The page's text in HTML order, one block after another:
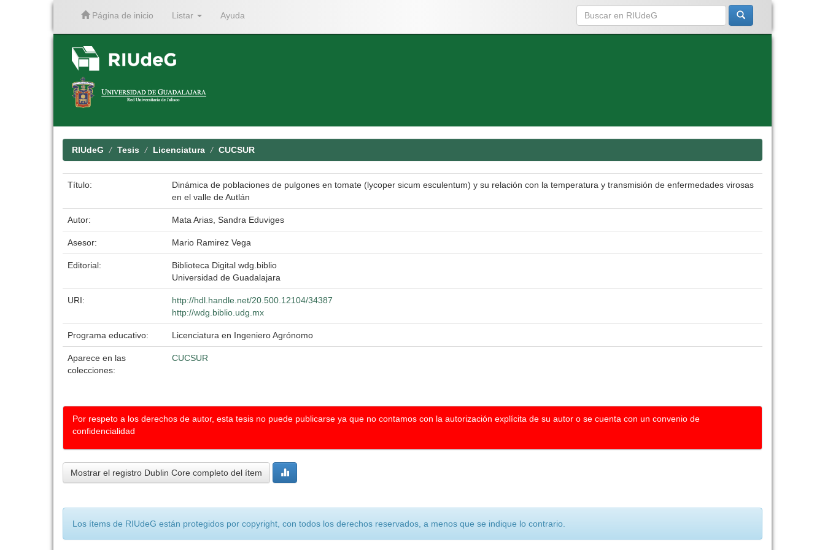
Página de inicio Listar Ayuda
RIUdeG Tesis Licenciatura CUCSUR
Título:
Dinámica de poblaciones de pulgones en tomate (lycoper sicum esculentum) y su relación con la temperatura y transmisión de enfermedades virosas
en el valle de Autlán
Autor: Mata Arias, Sandra Eduviges
Asesor: Mario Ramirez Vega
Editorial:
Biblioteca Digital wdg.biblio
Universidad de Guadalajara
URI:
http://hdl.handle.net/20.500.12104/34387
http://wdg.biblio.udg.mx
Programa educativo: Licenciatura en Ingeniero Agrónomo
Aparece en las
colecciones:
CUCSUR
Por respeto a los derechos de autor, esta tesis no puede publicarse ya que no contamos con la autorización explícita de su autor o se cuenta con un convenio de
confidencialidad
Mostrar el registro Dublin Core completo del ítem
Los ítems de RIUdeG están protegidos por copyright, con todos los derechos reservados, a menos que se indique lo contrario.